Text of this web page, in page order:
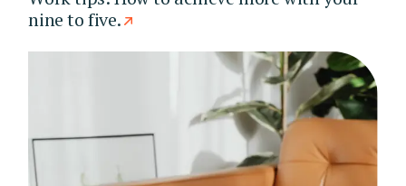
nine to five.